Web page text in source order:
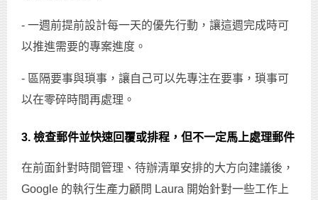
- 一週前提前設計每一天的優先行動，讓這週完成時可
以推進需要的專案進度。
- 區隔要事與瑣事，讓自己可以先專注在要事，瑣事可
以在零碎時間再處理。
3. 檢查郵件並快速回覆或排程，但不一定馬上處理郵件
在前面針對時間管理、待辦清單安排的大方向建議後，
Google 的執行生產力顧問 Laura 開始針對一些工作上